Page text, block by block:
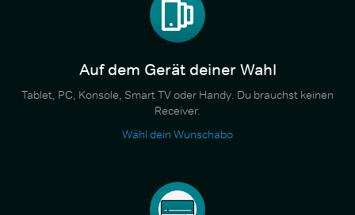
Auf dem Gerät deiner Wahl
Tablet, PC, Konsole, Smart TV oder Handy. Du brauchst keinen
Receiver.
Wähl dein Wunschabo